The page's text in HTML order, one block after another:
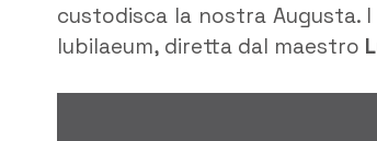
custodisca la nostra Augusta.
Iubilaeum, diretta dal maestro